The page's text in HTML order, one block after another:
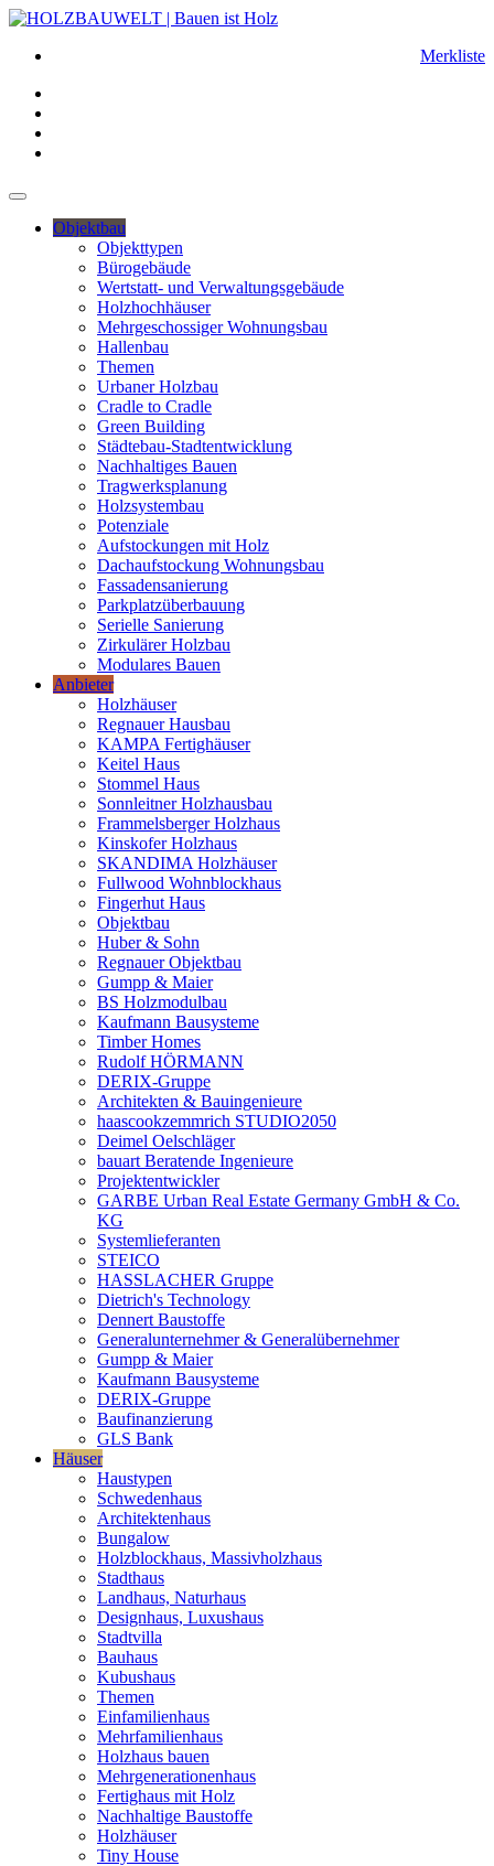
Merkliste
Objektbau
Objekttypen
Bürogebäude
Wertstatt- und Verwaltungsgebäude
Holzhochhäuser
Mehrgeschossiger Wohnungsbau
Hallenbau
Themen
Urbaner Holzbau
Cradle to Cradle
Green Building
Städtebau-Stadtentwicklung
Nachhaltiges Bauen
Tragwerksplanung
Holzsystembau
Potenziale
Aufstockungen mit Holz
Dachaufstockung Wohnungsbau
Fassadensanierung
Parkplatzüberbauung
Serielle Sanierung
Zirkulärer Holzbau
Modulares Bauen
Anbieter
Holzhäuser
Regnauer Hausbau
KAMPA Fertighäuser
Keitel Haus
Stommel Haus
Sonnleitner Holzhausbau
Frammelsberger Holzhaus
Kinskofer Holzhaus
SKANDIMA Holzhäuser
Fullwood Wohnblockhaus
Fingerhut Haus
Objektbau
Huber & Sohn
Regnauer Objektbau
Gumpp & Maier
BS Holzmodulbau
Kaufmann Bausysteme
Timber Homes
Rudolf HÖRMANN
DERIX-Gruppe
Architekten & Bauingenieure
haascookzemmrich STUDIO2050
Deimel Oelschläger
bauart Beratende Ingenieure
Projektentwickler
GARBE Urban Real Estate Germany GmbH & Co.
KG
Systemlieferanten
STEICO
HASSLACHER Gruppe
Dietrich's Technology
Dennert Baustoffe
Generalunternehmer & Generalübernehmer
Gumpp & Maier
Kaufmann Bausysteme
DERIX-Gruppe
Baufinanzierung
GLS Bank
Häuser
Haustypen
Schwedenhaus
Architektenhaus
Bungalow
Holzblockhaus, Massivholzhaus
Stadthaus
Landhaus, Naturhaus
Designhaus, Luxushaus
Stadtvilla
Bauhaus
Kubushaus
Themen
Einfamilienhaus
Mehrfamilienhaus
Holzhaus bauen
Mehrgenerationenhaus
Fertighaus mit Holz
Nachhaltige Baustoffe
Holzhäuser
Tiny House